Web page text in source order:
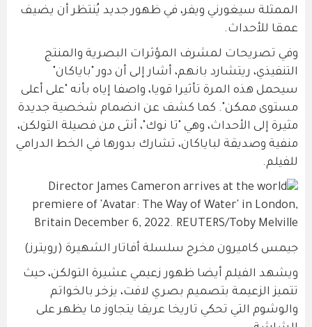
الممثلة سيغورني ويفر، في ظهور جديد يُنتظر أن يضيف
عمقا للأحداث.
وفي تصريحات لمشرف المؤثرات البصرية والمنتج
التنفيذي، ريتشارد بانهم، أشار إلى أن دور "باياكان"
سيحمل هذه المرة تأثيرا قويا، واصفا إياه بأنه "على أعلى
مستوى ممكن". كما كشف عن انضمام شخصية جديدة
مثيرة إلى الأحداث، وهي "تا نوك"، أنثى من فصيلة التولكن،
منفية وصديقة لباياكان، تشارك بدورها في الخط الدرامي
للفيلم.
جيمس كاميرون مخرج سلسلة أفاتار الشهيرة (رويترز)
ويشهد الفيلم أيضا ظهور زعيمي عشيرة التولكن، حيث
تتميز الزعيمة بتصميم بصري لافت، يزخر بالخواتم
والوشوم التي تحكي تاريخا عريقا يتجاوز ما يظهر على